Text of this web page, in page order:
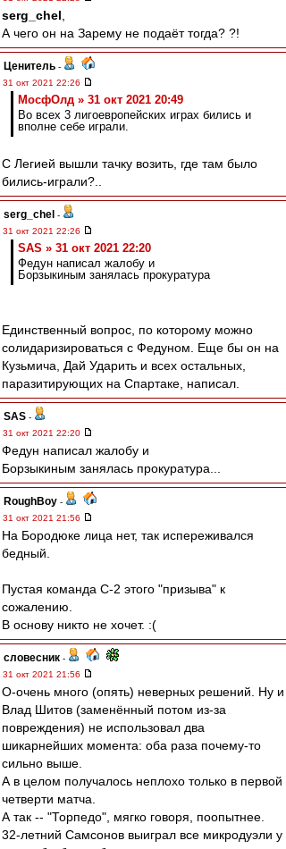
serg_chel
А чего он на Зарему не подаёт тогда? ?!
Ценитель -
31 окт 2021 22:26
МосфОлд » 31 окт 2021 20:49
Во всех 3 лигоевропейских играх бились и
вполне себе играли.
С Легией вышли тачку возить, где там было
бились-играли?..
serg_chel -
31 окт 2021 22:26
SAS » 31 окт 2021 22:20
Федун написал жалобу и
Борзыкиным занялась прокуратура
Единственный вопрос, по которому можно
солидаризироваться с Федуном. Еще бы он на
Кузьмича, Дай Ударить и всех остальных,
паразитирующих на Спартаке, написал.
SAS -
31 окт 2021 22:20
Федун написал жалобу и
Борзыкиным занялась прокуратура...
RoughBoy -
31 окт 2021 21:56
На Бородюке лица нет, так испереживался
бедный.
Пустая команда С-2 этого "призыва" к
сожалению.
В основу никто не хочет. :(
словесник -
31 окт 2021 21:56
О-очень много (опять) неверных решений. Ну и
Влад Шитов (заменённый потом из-за
повреждения) не использовал два
шикарнейших момента: оба раза почему-то
сильно выше.
А в целом получалось неплохо только в первой
четверти матча.
А так -- "Торпедо", мягко говоря, поопытнее.
32-летний Самсонов выиграл все микродуэли у